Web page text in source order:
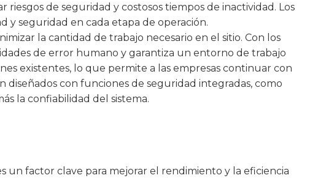
de seguridad y costosos tiempos de inactividad. Los
y seguridad en cada etapa de operación.
la cantidad de trabajo necesario en el sitio. Con los
de error humano y garantiza un entorno de trabajo
existentes, lo que permite a las empresas continuar con
diseñados con funciones de seguridad integradas, como
la confiabilidad del sistema.
un factor clave para mejorar el rendimiento y la eficiencia